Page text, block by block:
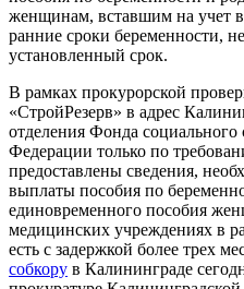
женщинам, вставшим на учет
ранние сроки беременности,
установленный срок.
В рамках прокурорской
«СтройРезерв» в адрес
отделения Фонда социального
Федерации только по
предоставлены сведения,
выплаты пособия по
единовременного пособия
медицинских учреждениях в
есть с задержкой более трех
собкору в Калининграде